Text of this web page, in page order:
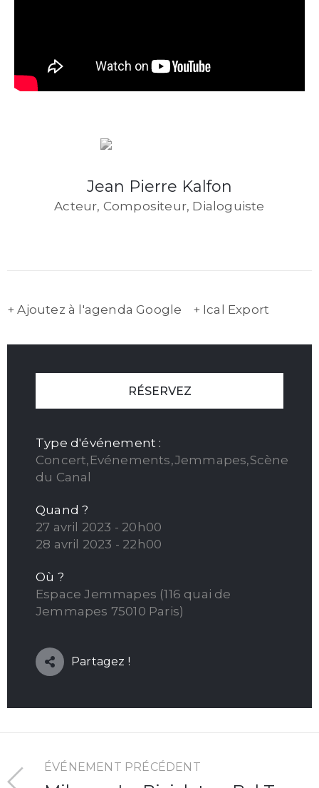
Jean Pierre Kalfon
Acteur, Compositeur, Dialoguiste
+ Ajoutez à l'agenda Google + Ical Export
RÉSERVEZ
Type d'événement :
Concert,Evénements,Jemmapes,Scène
du Canal
Quand ?
27 avril 2023 - 20h00
28 avril 2023 - 22h00
Où ?
Espace Jemmapes (116 quai de
Jemmapes 75010 Paris)
Partagez !
ÉVÉNEMENT PRÉCÉDENT